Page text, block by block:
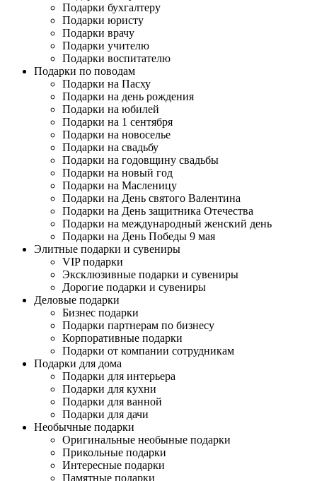
Подарки бухгалтеру
Подарки юристу
Подарки врачу
Подарки учителю
Подарки воспитателю
Подарки по поводам
Подарки на Пасху
Подарки на день рождения
Подарки на юбилей
Подарки на 1 сентября
Подарки на новоселье
Подарки на свадьбу
Подарки на годовщину свадьбы
Подарки на новый год
Подарки на Масленицу
Подарки на День святого Валентина
Подарки на День защитника Отечества
Подарки на международный женский день
Подарки на День Победы 9 мая
Элитные подарки и сувениры
VIP подарки
Эксклюзивные подарки и сувениры
Дорогие подарки и сувениры
Деловые подарки
Бизнес подарки
Подарки партнерам по бизнесу
Корпоративные подарки
Подарки от компании сотрудникам
Подарки для дома
Подарки для интерьера
Подарки для кухни
Подарки для ванной
Подарки для дачи
Необычные подарки
Оригинальные необыные подарки
Прикольные подарки
Интересные подарки
Памятные подарки